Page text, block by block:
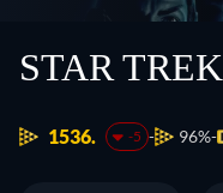
STAR TREK
1536. -5 96%